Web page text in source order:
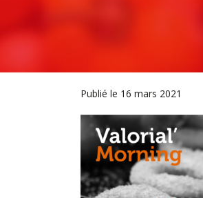
Publié le 16 mars 2021